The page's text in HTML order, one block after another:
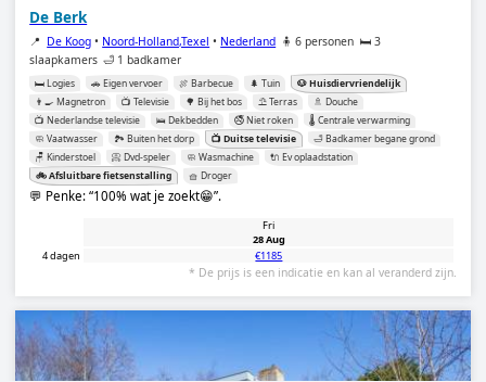
De Berk
📍 De Koog • Noord-Holland,Texel • Nederland 🧍 6 personen 🛏️ 3
slaapkamers 🛁 1 badkamer
🛏️ Logies 🚗 Eigen vervoer 🍖 Barbecue 🌲 Tuin
🐶 Huisdiervriendelijk
👨‍🍳 Magnetron
📺 Televisie 🌳 Bij het bos ⛱️ Terras
🚿 Douche
📺 Nederlandse televisie
🛌 Dekbedden 🚭 Niet roken
🌡️ Centrale verwarming
🧼 Vaatwasser
🏞️ Buiten het dorp 📺 Duitse televisie
🛁 Badkamer begane grond
🪑 Kinderstoel
📀 Dvd-speler 🧼 Wasmachine
🔌 Ev oplaadstation
🚲 Afsluitbare fietsenstalling
🧺 Droger
💬 Penke: 100% wat je zoekt😁 .
Fri
28 Aug
4 dagen
€1185
* De prijs is een indicatie en kan al veranderd zijn.